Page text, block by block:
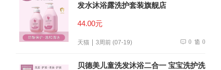
发水沐浴露洗护套装旗舰店
44.00元
天猫 3周前 (07-19) 0 0
贝德美儿童洗发沐浴二合一 宝宝洗护洗